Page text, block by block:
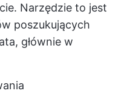
Narzędzie to jest
poszukujących
głównie w